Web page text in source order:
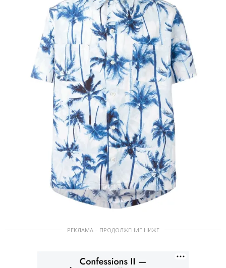
РЕКЛАМА – ПРОДОЛЖЕНИЕ НИЖЕ